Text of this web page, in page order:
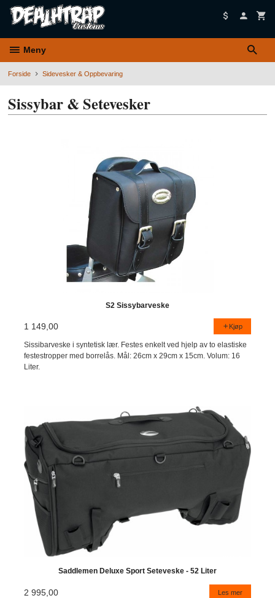
Meny
Forside Sidevesker & Oppbevaring
Sissybar & Setevesker
S2 Sissybarveske
1 149,00 Kjøp
Sissibarveske i syntetisk lær. Festes enkelt ved hjelp av to elastiske
festestropper med borrelås. Mål: 26cm x 29cm x 15cm. Volum: 16
Liter.
Saddlemen Deluxe Sport Seteveske - 52 Liter
2 995,00 Les mer